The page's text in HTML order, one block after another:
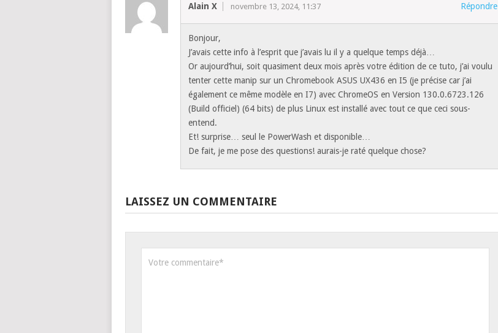
Alain X novembre 13, 2024, 11:37 Répondre
Bonjour,
J’avais cette info à l’esprit que j’avais lu il y a quelque temps déjà…
Or aujourd’hui, soit quasiment deux mois après votre édition de ce tuto, j’ai voulu
tenter cette manip sur un Chromebook ASUS UX436 en I5 (je précise car j’ai
également ce même modèle en I7) avec ChromeOS en Version 130.0.6723.126
(Build officiel) (64 bits) de plus Linux est installé avec tout ce que ceci sous-
entend.
Et! surprise… seul le PowerWash et disponible…
De fait, je me pose des questions! aurais-je raté quelque chose?
LAISSEZ UN COMMENTAIRE